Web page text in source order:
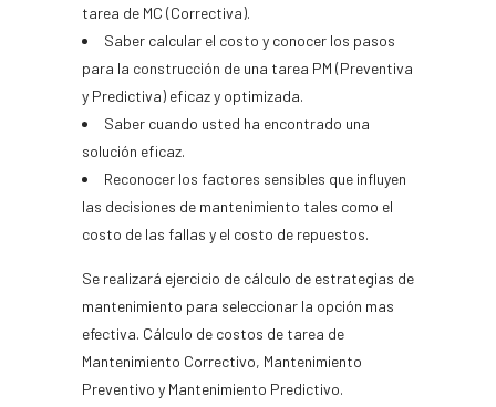
tarea de MC (Correctiva).
Saber calcular el costo y conocer los pasos
para la construcción de una tarea PM (Preventiva
y Predictiva) eficaz y optimizada.
Saber cuando usted ha encontrado una
solución eficaz.
Reconocer los factores sensibles que influyen
las decisiones de mantenimiento tales como el
costo de las fallas y el costo de repuestos.
Se realizará ejercicio de cálculo de estrategias de
mantenimiento para seleccionar la opción mas
efectiva. Cálculo de costos de tarea de
Mantenimiento Correctivo, Mantenimiento
Preventivo y Mantenimiento Predictivo.